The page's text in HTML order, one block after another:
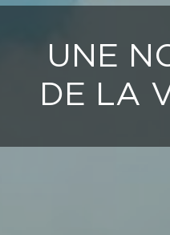
UNE
DE LA